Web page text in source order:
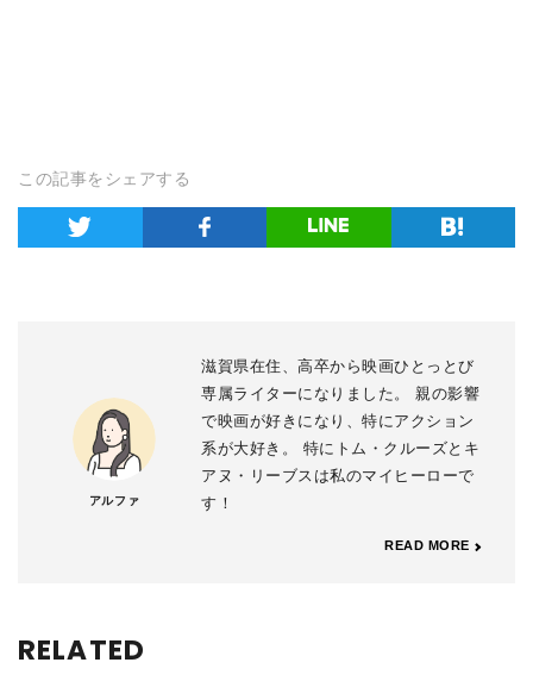
この記事をシェアする
アルファ
滋賀県在住、高卒から映画ひとっとび
専属ライターになりました。 親の影響
で映画が好きになり、特にアクション
系が大好き。 特にトム・クルーズとキ
アヌ・リーブスは私のマイヒーローで
す！
READ MORE
RELATED